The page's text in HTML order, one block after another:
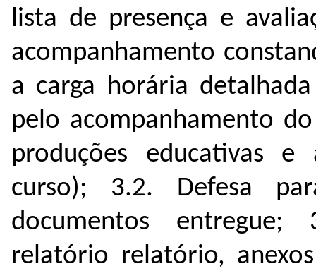
lista de presença e
acompanhamento
a carga horária
pelo acompanhamento
produções educativas
curso); 3.2. Defesa
documentos
relatório relatório,